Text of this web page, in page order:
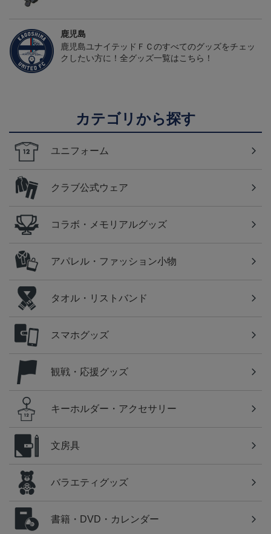
鹿児島
鹿児島ユナイテッドＦＣのすべてのグッズをチェッ
クしたい方に！全グッズ一覧はこちら！
カテゴリから探す
ユニフォーム
クラブ公式ウェア
コラボ・メモリアルグッズ
アパレル・ファッション小物
タオル・リストバンド
スマホグッズ
観戦・応援グッズ
キーホルダー・アクセサリー
文房具
バラエティグッズ
書籍・DVD・カレンダー